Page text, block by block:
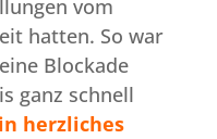
vom
hatten. So war
Blockade
ganz schnell
herzliches